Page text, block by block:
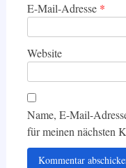
E-Mail-Adresse *
Website
Name, E-Mail-
für meinen nächsten